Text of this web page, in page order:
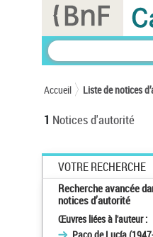
Accueil Liste de notices
1 Notices d'autorité
VOTRE RECHERCHE
Recherche avancée
notices d’autorité
Œuvres liées à l'auteur :
Panneau de gestion des cookies